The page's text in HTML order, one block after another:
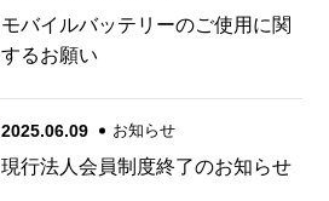
モバイルバッテリーのご使用に関
するお願い
2025.06.09 お知らせ
現行法人会員制度終了のお知らせ